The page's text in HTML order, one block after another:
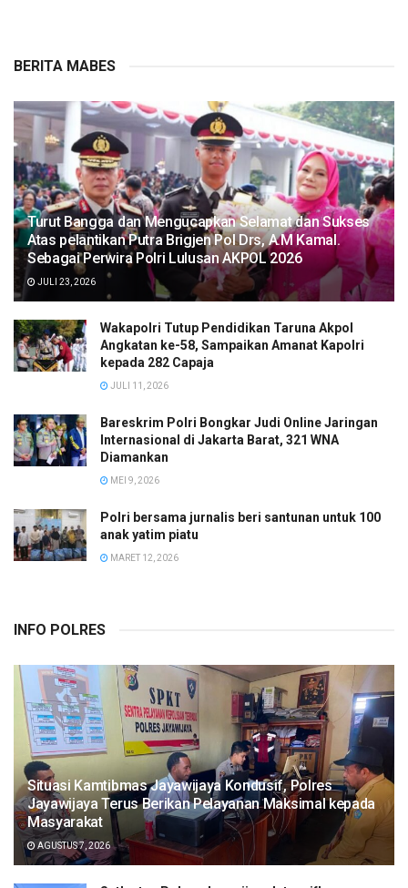
BERITA MABES
Turut Bangga dan Mengucapkan Selamat dan Sukses
Atas pelantikan Putra Brigjen Pol Drs, A.M Kamal.
Sebagai Perwira Polri Lulusan AKPOL 2026
JULI 23, 2026
Wakapolri Tutup Pendidikan Taruna Akpol
Angkatan ke-58, Sampaikan Amanat Kapolri
kepada 282 Capaja
JULI 11, 2026
Bareskrim Polri Bongkar Judi Online Jaringan
Internasional di Jakarta Barat, 321 WNA
Diamankan
MEI 9, 2026
Polri bersama jurnalis beri santunan untuk 100
anak yatim piatu
MARET 12, 2026
INFO POLRES
Situasi Kamtibmas Jayawijaya Kondusif, Polres
Jayawijaya Terus Berikan Pelayanan Maksimal kepada
Masyarakat
AGUSTUS 7, 2026